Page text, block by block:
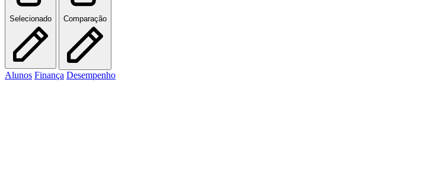
Selecionado Comparação
Alunos Finança Desempenho